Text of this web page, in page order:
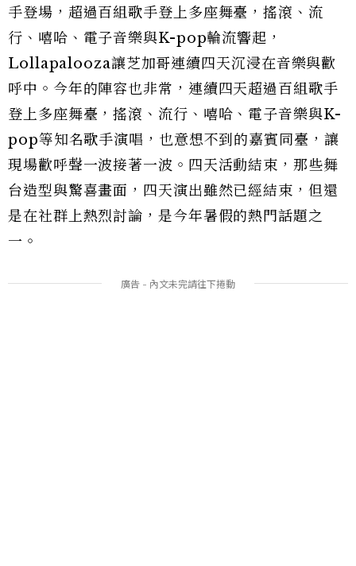
手登場，超過百組歌手登上多座舞臺，搖滾、流
行、嘻哈、電子音樂與K-pop輪流響起，
Lollapalooza讓芝加哥連續四天沉浸在音樂與歡
呼中。今年的陣容也非常，連續四天超過百組歌手
登上多座舞臺，搖滾、流行、嘻哈、電子音樂與K-
pop等知名歌手演唱，也意想不到的嘉賓同臺，讓
現場歡呼聲一波接著一波。四天活動結束，那些舞
台造型與驚喜畫面，四天演出雖然已經結束，但還
是在社群上熱烈討論，是今年暑假的熱門話題之
一。